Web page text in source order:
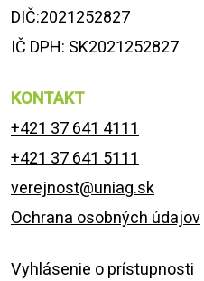
DIČ:2021252827
IČ DPH: SK2021252827
KONTAKT
+421 37 641 4111
+421 37 641 5111
verejnost@uniag.sk
Ochrana osobných údajov
Vyhlásenie o prístupnosti